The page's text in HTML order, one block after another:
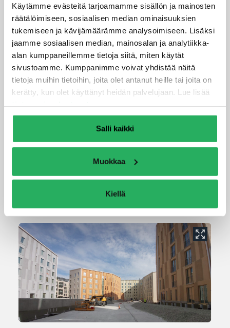
Käytämme evästeitä tarjoamamme sisällön ja mainosten
räätälöimiseen, sosiaalisen median ominaisuuksien
tukemiseen ja kävijämäärämme analysoimiseen. Lisäksi
jaamme sosiaalisen median, mainosalan ja analytiikka-
alan kumppaneillemme tietoja siitä, miten käytät
sivustoamme. Kumppanimme voivat yhdistää näitä
tietoja muihin tietoihin, joita olet antanut heille tai joita on
kerätty, kun olet käyttänyt heidän palvelujaan. Lue lisää
Salli kaikki
Muokkaa
Kiellä
Keim-Concretal-Fixativ-tekninen-
esite
Keim-Concretal-Lasur-tekninen-